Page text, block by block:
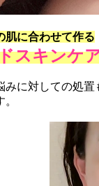
肌に合わせて作る
スキンケ
みに対しての処置